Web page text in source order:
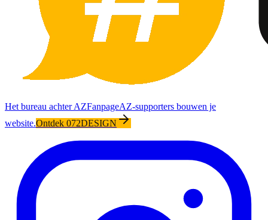
Het bureau achter AZFanpageAZ-supporters bouwen je
website.Ontdek 072DESIGN